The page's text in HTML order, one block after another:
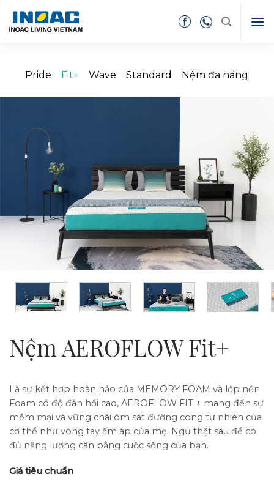
Pride Fit+ Wave Standard Nệm đa năng
Nệm AEROFLOW Fit+
Là sự kết hợp hoàn hảo của MEMORY FOAM và lớp nền
Foam có độ đàn hồi cao, AEROFLOW FIT + mang đến sự
mềm mại và vững chãi ôm sát đường cong tự nhiên của
cơ thể như vòng tay ấm áp của mẹ. Ngủ thật sâu để có
đủ năng lượng cân bằng cuộc sống của bạn.
Giá tiêu chuẩn